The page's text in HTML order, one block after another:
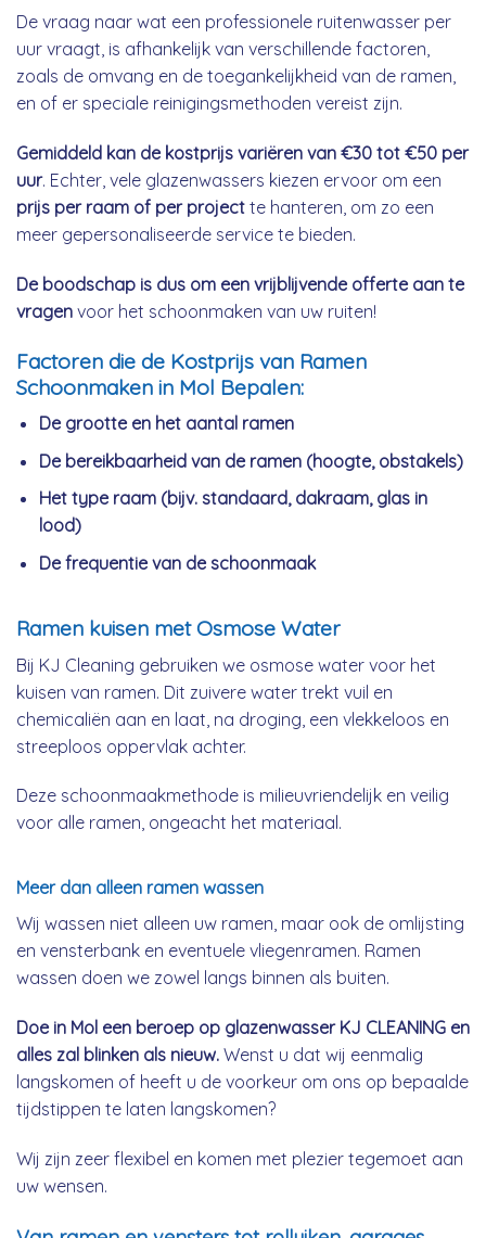
De vraag naar wat een professionele ruitenwasser per
uur vraagt, is afhankelijk van verschillende factoren,
zoals de omvang en de toegankelijkheid van de ramen,
en of er speciale reinigingsmethoden vereist zijn.
Gemiddeld kan de kostprijs variëren van €30 tot €50 per
uur. Echter, vele glazenwassers kiezen ervoor om een
prijs per raam of per project te hanteren, om zo een
meer gepersonaliseerde service te bieden.
De boodschap is dus om een vrijblijvende offerte aan te
vragen voor het schoonmaken van uw ruiten!
Factoren die de Kostprijs van Ramen
Schoonmaken in Mol Bepalen:
De grootte en het aantal ramen
De bereikbaarheid van de ramen (hoogte, obstakels)
Het type raam (bijv. standaard, dakraam, glas in
lood)
De frequentie van de schoonmaak
Ramen kuisen met Osmose Water
Bij KJ Cleaning gebruiken we osmose water voor het
kuisen van ramen. Dit zuivere water trekt vuil en
chemicaliën aan en laat, na droging, een vlekkeloos en
streeploos oppervlak achter.
Deze schoonmaakmethode is milieuvriendelijk en veilig
voor alle ramen, ongeacht het materiaal.
Meer dan alleen ramen wassen
Wij wassen niet alleen uw ramen, maar ook de omlijsting
en vensterbank en eventuele vliegenramen. Ramen
wassen doen we zowel langs binnen als buiten.
Doe in Mol een beroep op glazenwasser KJ CLEANING en
alles zal blinken als nieuw. Wenst u dat wij eenmalig
langskomen of heeft u de voorkeur om ons op bepaalde
tijdstippen te laten langskomen?
Wij zijn zeer flexibel en komen met plezier tegemoet aan
uw wensen.